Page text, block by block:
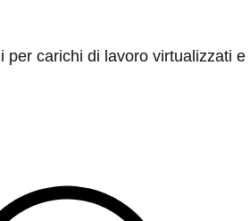
per carichi di lavoro virtualizzati e